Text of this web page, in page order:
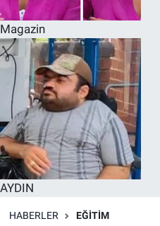
Magazin
AYDIN
HABERLER EĞITIM